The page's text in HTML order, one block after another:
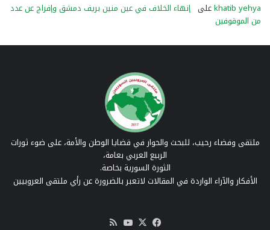
khatib yehyaعلى إنهاء الخلاف في عين منين بريف دمشق وإفراج عن عدد
من الموقوفين
ملتقى وفضاء رحيب، للبحث والحوار في قضايا الوطن والأمة، على ضوء ثورات
الربيع العربي بعامة،
الثورة السورية بخاصة.
الأفكار والآراء الواردة في المقالات لاتعبر بالضرورة عن رأي ملتقى العروبيين
فيسبوك
‫X
‫YouTube